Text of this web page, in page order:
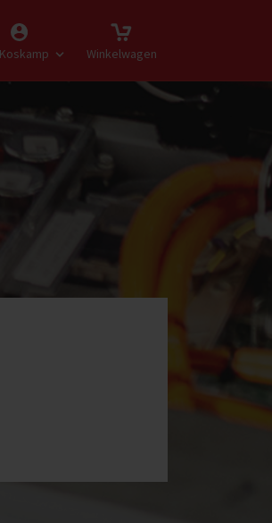
Winkelwagen